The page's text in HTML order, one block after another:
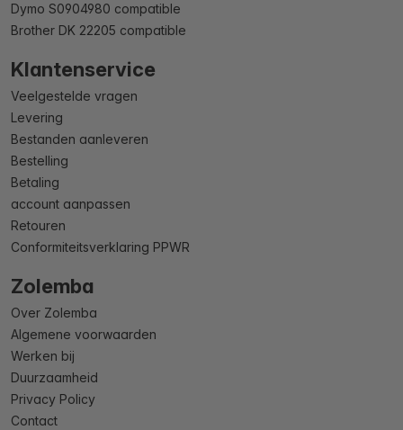
Dymo S0904980 compatible
Brother DK 22205 compatible
Klantenservice
Veelgestelde vragen
Levering
Bestanden aanleveren
Bestelling
Betaling
account aanpassen
Retouren
Conformiteitsverklaring PPWR
Zolemba
Over Zolemba
Algemene voorwaarden
Werken bij
Duurzaamheid
Privacy Policy
Contact